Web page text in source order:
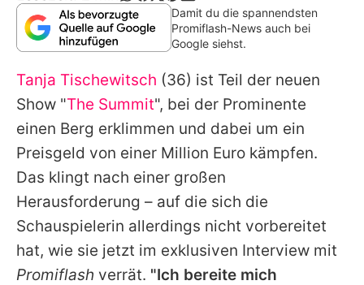
Familie & Liebe
Promiflash Exklusiv
Alle Themen auf Promiflash
Jobs
App runterladen
Team
Redaktionelle Richtlinien
Impressum
Damit du die spannendsten
Promiflash-News auch bei
Google siehst.
Tanja Tischewitsch (36) ist Teil der neuen
Show "The Summit", bei der Prominente
einen Berg erklimmen und dabei um ein
Preisgeld von einer Million Euro kämpfen.
Das klingt nach einer großen
Herausforderung – auf die sich die
Schauspielerin allerdings nicht vorbereitet
hat, wie sie jetzt im exklusiven Interview mit
Promiflash verrät. "Ich bereite mich